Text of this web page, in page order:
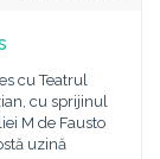
cu Teatrul
cu sprijinul
M de Fausto
uzină